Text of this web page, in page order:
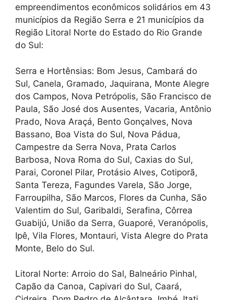
empreendimentos econômicos solidários em 43
municípios da Região Serra e 21 municípios da
Região Litoral Norte do Estado do Rio Grande
do Sul:
Serra e Hortênsias: Bom Jesus, Cambará do
Sul, Canela, Gramado, Jaquirana, Monte Alegre
dos Campos, Nova Petrópolis, São Francisco de
Paula, São José dos Ausentes, Vacaria, Antônio
Prado, Nova Araçá, Bento Gonçalves, Nova
Bassano, Boa Vista do Sul, Nova Pádua,
Campestre da Serra Nova, Prata Carlos
Barbosa, Nova Roma do Sul, Caxias do Sul,
Parai, Coronel Pilar, Protásio Alves, Cotiporã,
Santa Tereza, Fagundes Varela, São Jorge,
Farroupilha, São Marcos, Flores da Cunha, São
Valentim do Sul, Garibaldi, Serafina, Côrrea
Guabijú, União da Serra, Guaporé, Veranópolis,
Ipê, Vila Flores, Montauri, Vista Alegre do Prata
Monte, Belo do Sul.
Litoral Norte: Arroio do Sal, Balneário Pinhal,
Capão da Canoa, Capivari do Sul, Caará,